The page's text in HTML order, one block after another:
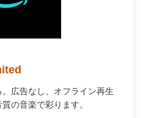
広告なし、オフライン再生
の音楽で彩ります。